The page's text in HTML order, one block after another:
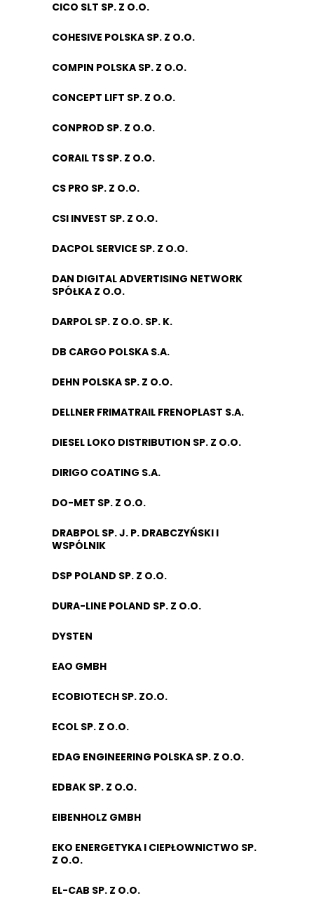
CICO SLT SP. Z O.O.
COHESIVE POLSKA SP. Z O.O.
COMPIN POLSKA SP. Z O.O.
CONCEPT LIFT SP. Z O.O.
CONPROD SP. Z O.O.
CORAIL TS SP. Z O.O.
CS PRO SP. Z O.O.
CSI INVEST SP. Z O.O.
DACPOL SERVICE SP. Z O.O.
DAN DIGITAL ADVERTISING NETWORK
SPÓŁKA Z O.O.
DARPOL SP. Z O.O. SP. K.
DB CARGO POLSKA S.A.
DEHN POLSKA SP. Z O.O.
DELLNER FRIMATRAIL FRENOPLAST S.A.
DIESEL LOKO DISTRIBUTION SP. Z O.O.
DIRIGO COATING S.A.
DO-MET SP. Z O.O.
DRABPOL SP. J. P. DRABCZYŃSKI I
WSPÓLNIK
DSP POLAND SP. Z O.O.
DURA-LINE POLAND SP. Z O.O.
DYSTEN
EAO GMBH
ECOBIOTECH SP. ZO.O.
ECOL SP. Z O.O.
EDAG ENGINEERING POLSKA SP. Z O.O.
EDBAK SP. Z O.O.
EIBENHOLZ GMBH
EKO ENERGETYKA I CIEPŁOWNICTWO SP.
Z O.O.
EL-CAB SP. Z O.O.